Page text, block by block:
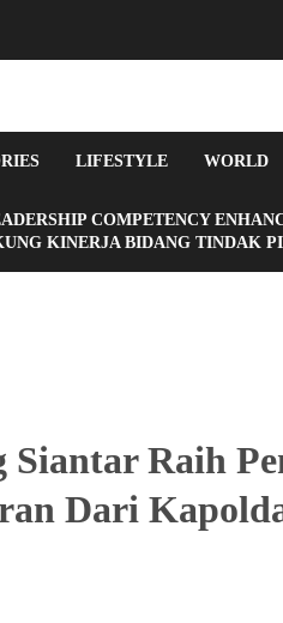
LIFESTYLE WORLD
COMPETENCY
KINERJA BIDANG TINDAK
Siantar Raih
Dari